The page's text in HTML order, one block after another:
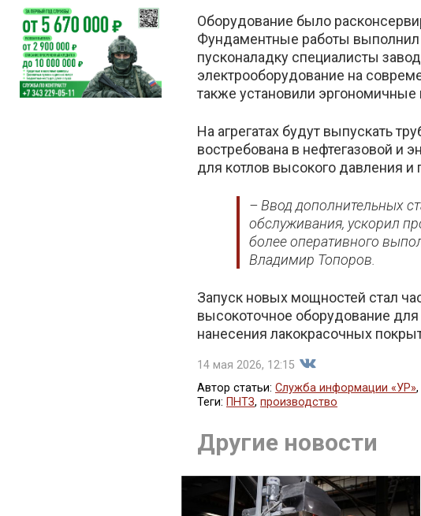
Оборудование было
Фундаментные работы выполнил
пусконаладку специалисты
электрооборудование на
также установили
На агрегатах будут выпускать
востребована в нефтегазовой и
для котлов высокого давления
– Ввод дополнительных
обслуживания, ускорил
более оперативного
Владимир Топоров.
Запуск новых мощностей стал
высокоточное оборудование для
нанесения лакокрасочных
14 мая 2026, 12:15
Автор статьи: Служба информации «УР»
Теги: ПНТЗ, производство
Другие новости